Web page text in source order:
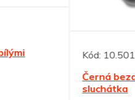
Kód:
10.50199-02
Černá bezdrátová BT